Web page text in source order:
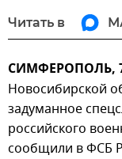
Читать в
СИМФЕРОПОЛЬ,
Новосибирской
задуманное
российского
сообщили в ФСБ